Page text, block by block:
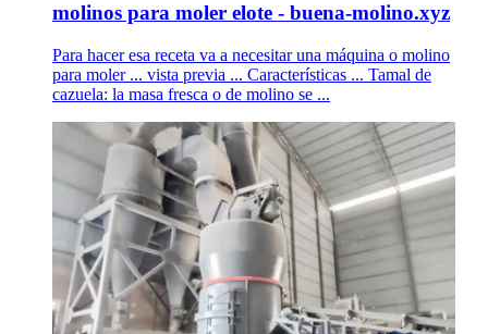
molinos para moler elote - buena-molino.xyz
Para hacer esa receta va a necesitar una máquina o molino
para moler ... vista previa ... Características ... Tamal de
cazuela: la masa fresca o de molino se ...